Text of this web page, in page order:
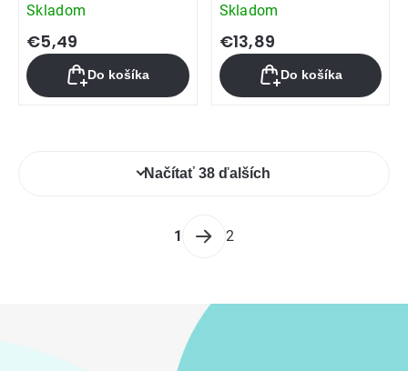
Skladom
€5,49
Do košíka
Skladom
€13,89
Do košíka
Ovládacie
Načítať 38 ďalších
Stránkovanie
1 2